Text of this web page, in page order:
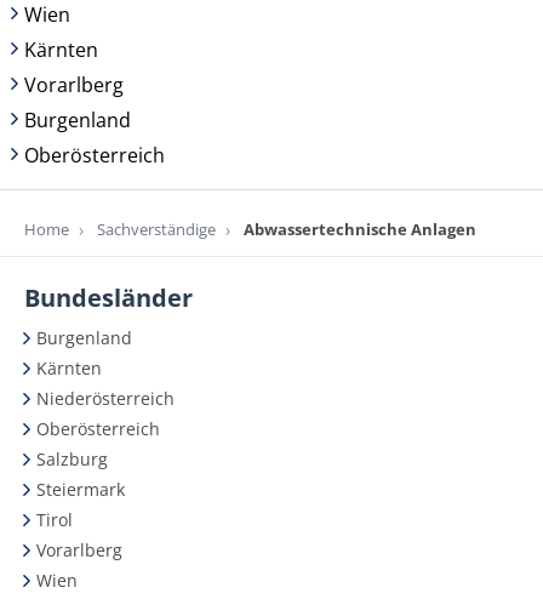
Wien
Kärnten
Vorarlberg
Burgenland
Oberösterreich
Home Sachverständige Abwassertechnische Anlagen
Bundesländer
Burgenland
Kärnten
Niederösterreich
Oberösterreich
Salzburg
Steiermark
Tirol
Vorarlberg
Wien